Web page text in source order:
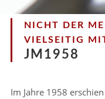
NICHT DER
VIELSEITIG
JM1958
Im Jahre 1958